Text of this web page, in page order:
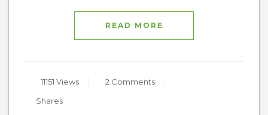
READ MORE
11151 Views
2 Comments
Shares